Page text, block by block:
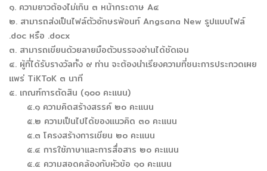
๑. ความยาวต้องไม่เกิน ๓ หน้ากระดาษ A๔
๒. สามารถส่งเป็นไฟล์ตัวอักษรฟ้อนท์ Angsana New รูปแบบไฟล์
.doc หรือ .docx
๓. สามารถเขียนด้วยลายมือตัวบรรจงอ่านได้ชัดเจน
๔. ผู้ที่ได้รับรางวัลทั้ง ๙ ท่าน จะต้องนำเรียงความที่ชนะการประกวดเผย
แพร่ TiKToK ๓ นาที
๕. เกณฑ์การตัดสิน (๑๐๐ คะแนน)
๕.๑ ความคิดสร้างสรรค์ ๒๐ คะแนน
๕.๒ ความเป็นไปได้ของแนวคิด ๓๐ คะแนน
๕.๓ โครงสร้างการเขียน ๒๐ คะแนน
๕.๔ การใช้ภาษาและการสื่อสาร ๒๐ คะแนน
๕.๕ ความสอดคล้องกับหัวข้อ ๑๐ คะแนน